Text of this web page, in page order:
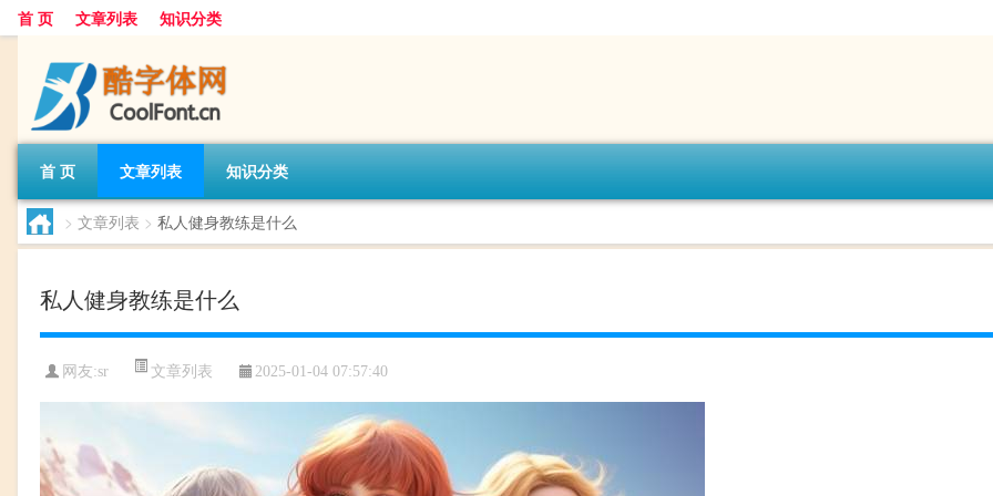
首 页 文章列表 知识分类
首 页 文章列表 知识分类
> 文章列表 > 私人健身教练是什么
私人健身教练是什么
网友:sr 文章列表 2025-01-04 07:57:40